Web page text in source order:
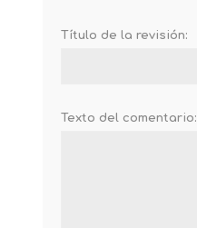
Título de la revisión:
Texto del comentario: